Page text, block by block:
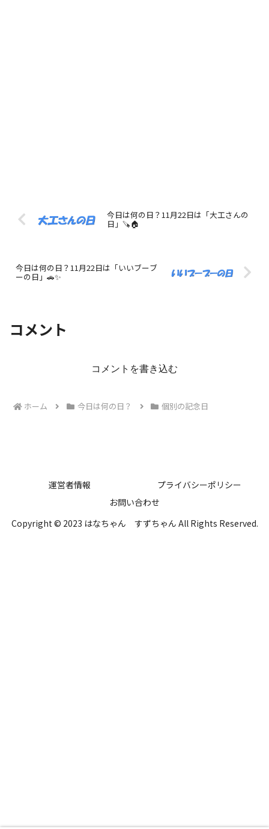
今日は何の日？11月22日は「大工さんの
日」🪚🏠
今日は何の日？11月22日は「いいブーブ
ーの日」🚗✨
コメント
コメントを書き込む
ホーム 今日は何の日？ 個別の記念日
運営者情報
プライバシーポリシー
お問い合わせ
Copyright © 2023 はなちゃん すずちゃん All Rights Reserved.